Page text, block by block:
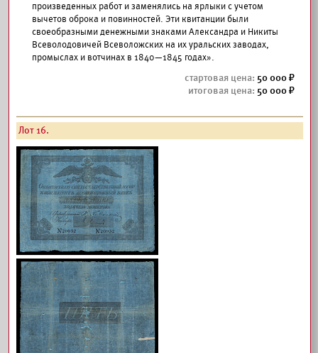
произведенных работ и заменялись на ярлыки с учетом
вычетов оброка и повинностей. Эти квитанции были
своеобразными денежными знаками Александра и Никиты
Всеволодовичей Всеволожских на их уральских заводах,
промыслах и вотчинах в 1840—1845 годах».
50 000
50 000
Лот 16.